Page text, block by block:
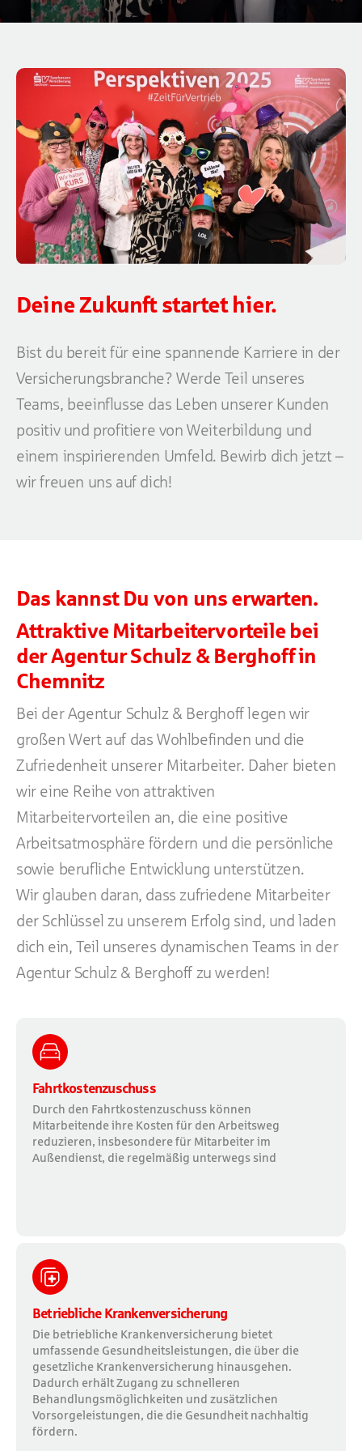
Deine Zukunft startet hier.
Bist du bereit für eine spannende Karriere in der
Versicherungsbranche? Werde Teil unseres
Teams, beeinflusse das Leben unserer Kunden
positiv und profitiere von Weiterbildung und
einem inspirierenden Umfeld. Bewirb dich jetzt –
wir freuen uns auf dich!
Das kannst Du von uns erwarten.
Attraktive Mitarbeitervorteile bei
der Agentur Schulz & Berghoff in
Chemnitz
Bei der Agentur Schulz & Berghoff legen wir
großen Wert auf das Wohlbefinden und die
Zufriedenheit unserer Mitarbeiter. Daher bieten
wir eine Reihe von attraktiven
Mitarbeitervorteilen an, die eine positive
Arbeitsatmosphäre fördern und die persönliche
sowie berufliche Entwicklung unterstützen.
Wir glauben daran, dass zufriedene Mitarbeiter
der Schlüssel zu unserem Erfolg sind, und laden
dich ein, Teil unseres dynamischen Teams in der
Agentur Schulz & Berghoff zu werden!
Fahrtkostenzuschuss
Durch den Fahrtkostenzuschuss können
Mitarbeitende ihre Kosten für den Arbeitsweg
reduzieren, insbesondere für Mitarbeiter im
Außendienst, die regelmäßig unterwegs sind
Betriebliche Krankenversicherung
Die betriebliche Krankenversicherung bietet
umfassende Gesundheitsleistungen, die über die
gesetzliche Krankenversicherung hinausgehen.
Dadurch erhält Zugang zu schnelleren
Behandlungsmöglichkeiten und zusätzlichen
Vorsorgeleistungen, die die Gesundheit nachhaltig
fördern.